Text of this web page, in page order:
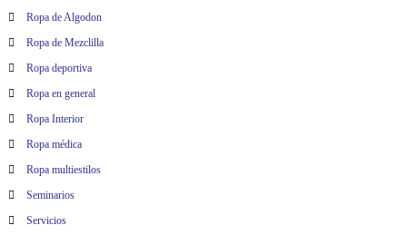
Ropa de Algodon
Ropa de Mezclilla
Ropa deportiva
Ropa en general
Ropa Interior
Ropa médica
Ropa multiestilos
Seminarios
Servicios